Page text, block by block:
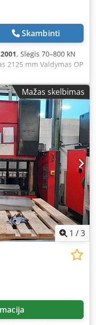
Skambinti
2001, Slėgis 70–800 kN
2125 mm Valdymas OP
Eiga 200 mm
60 mm Stalo aukštis
sek Dcsdsyz Dgwspfx
greitis 100 mm/sek
Amada technologija
be
nuotraukas
X2; Y1; Y2; R1; Z1; Z2
Mažas skelbimas
1 /3